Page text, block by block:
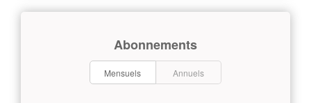
Abonnements
Mensuels Annuels